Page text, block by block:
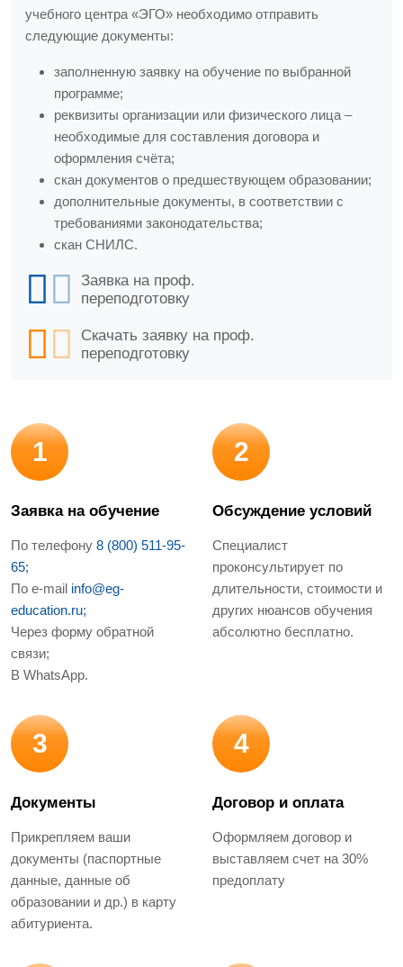
учебного центра «ЭГО» необходимо отправить
следующие документы:
заполненную заявку на обучение по выбранной
программе;
реквизиты организации или физического лица –
необходимые для составления договора и
оформления счёта;
скан документов о предшествующем образовании;
дополнительные документы, в соответствии с
требованиями законодательства;
скан СНИЛС.
Заявка на проф.
переподготовку
Скачать заявку на проф.
переподготовку
1
Заявка на обучение
По телефону 8 (800) 511-95-
65;
По e-mail info@eg-
education.ru;
Через форму обратной
связи;
В WhatsApp.
2
Обсуждение условий
Специалист
проконсультирует по
длительности, стоимости и
других нюансов обучения
абсолютно бесплатно.
3
Документы
Прикрепляем ваши
документы (паспортные
данные, данные об
образовании и др.) в карту
абитуриента.
4
Договор и оплата
Оформляем договор и
выставляем счет на 30%
предоплату